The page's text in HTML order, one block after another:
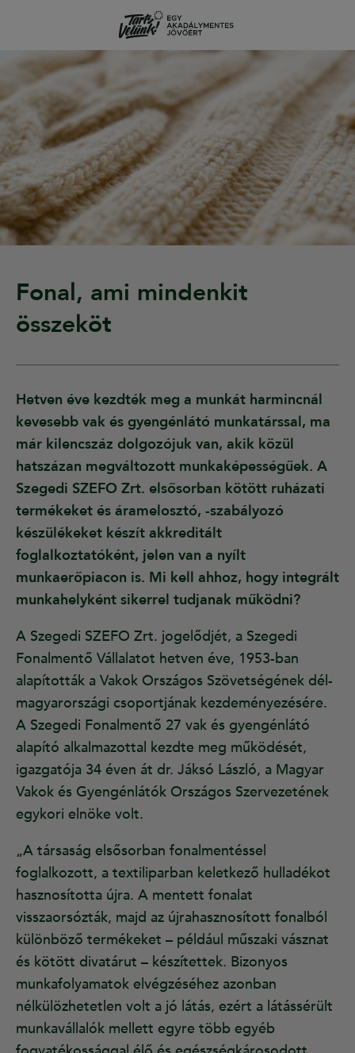
Fonal, ami mindenkit
összeköt
Hetven éve kezdték meg a munkát harmincnál
kevesebb vak és gyengénlátó munkatárssal, ma
már kilencszáz dolgozójuk van, akik közül
hatszázan megváltozott munkaképességűek. A
Szegedi SZEFO Zrt. elsősorban kötött ruházati
termékeket és áramelosztó, -szabályozó
készülékeket készít akkreditált
foglalkoztatóként, jelen van a nyílt
munkaerőpiacon is. Mi kell ahhoz, hogy integrált
munkahelyként sikerrel tudjanak működni?
A Szegedi SZEFO Zrt. jogelődjét, a Szegedi
Fonalmentő Vállalatot hetven éve, 1953-ban
alapították a Vakok Országos Szövetségének dél-
magyarországi csoportjának kezdeményezésére.
A Szegedi Fonalmentő 27 vak és gyengénlátó
alapító alkalmazottal kezdte meg működését,
igazgatója 34 éven át dr. Jáksó László, a Magyar
Vakok és Gyengénlátók Országos Szervezetének
egykori elnöke volt.
„A társaság elsősorban fonalmentéssel
foglalkozott, a textiliparban keletkező hulladékot
hasznosította újra. A mentett fonalat
visszaorsózták, majd az újrahasznosított fonalból
különböző termékeket – például műszaki vásznat
és kötött divatárut – készítettek. Bizonyos
munkafolyamatok elvégzéséhez azonban
nélkülözhetetlen volt a jó látás, ezért a látássérült
munkavállalók mellett egyre több egyéb